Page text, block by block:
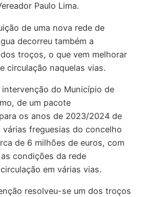
Paulo Lima.
de uma nova rede de
decorreu também a
troços, o que vem melhorar
circulação naquelas vias.
intervenção do Município de
de um pacote
os anos de 2023/2024 de
várias freguesias do concelho
de 6 milhões de euros, com
condições da rede
em várias vias.
resolveu-se um dos troços